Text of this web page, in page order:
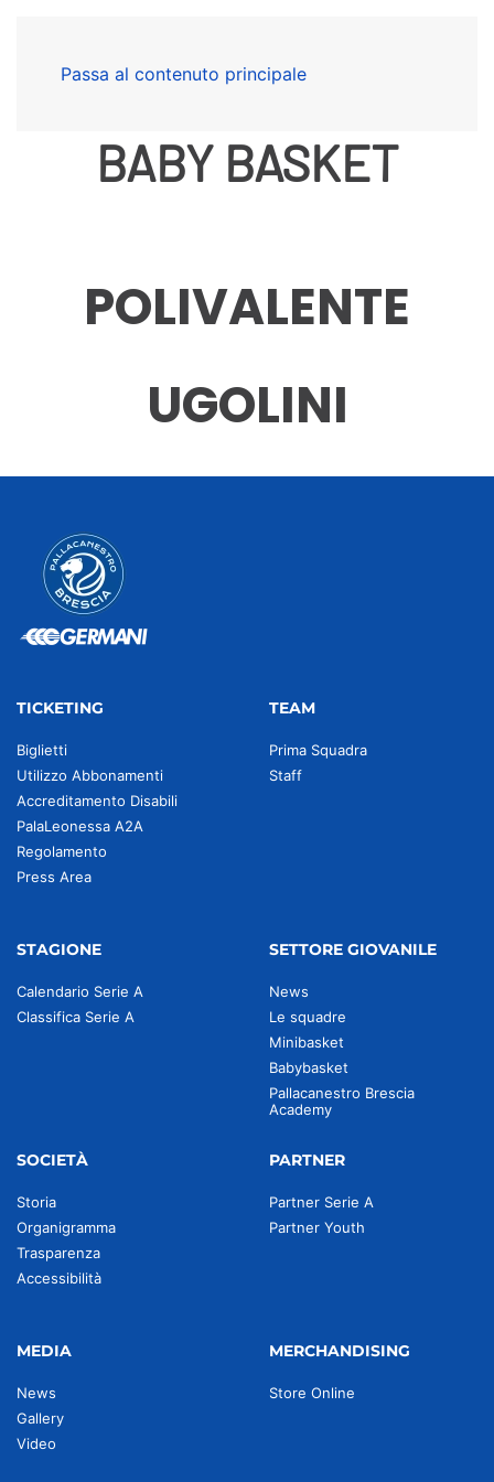
Passa al contenuto principale
BABY BASKET
POLIVALENTE
UGOLINI
TICKETING
Biglietti
Utilizzo Abbonamenti
Accreditamento Disabili
PalaLeonessa A2A
Regolamento
Press Area
TEAM
Prima Squadra
Staff
STAGIONE
Calendario Serie A
Classifica Serie A
SETTORE GIOVANILE
News
Le squadre
Minibasket
Babybasket
Pallacanestro Brescia
Academy
SOCIETÀ
Storia
Organigramma
Trasparenza
Accessibilità
PARTNER
Partner Serie A
Partner Youth
MEDIA
News
Gallery
Video
MERCHANDISING
Store Online